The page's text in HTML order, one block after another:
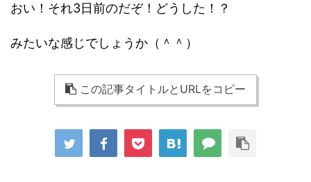
おい！それ3日前のだぞ！どうした！？
みたいな感じでしょうか（＾＾）
この記事タイトルとURLをコピー